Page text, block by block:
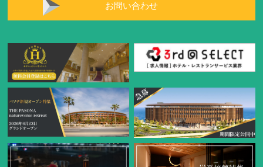
お問い合わせ